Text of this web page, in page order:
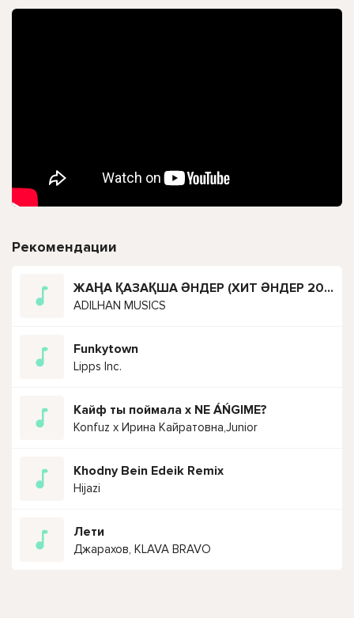
Рекомендации
ЖАҢА ҚАЗАҚША ӘНДЕР (ХИТ ӘНДЕР 2023)
ADILHAN MUSICS
Funkytown
Lipps Inc.
Кайф ты поймала х NE ÁŃGIME?
Konfuz х Ирина Кайратовна,Junior
Khodny Bein Edeik Remix
Hijazi
Лети
Джарахов, KLAVA BRAVO